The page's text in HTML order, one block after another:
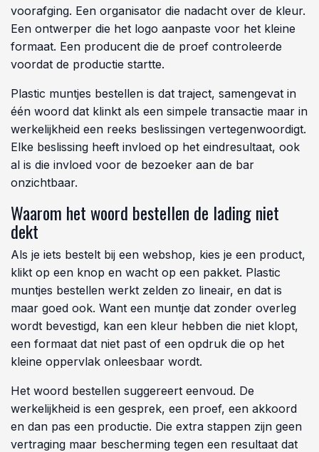
voorafging. Een organisator die nadacht over de kleur.
Een ontwerper die het logo aanpaste voor het kleine
formaat. Een producent die de proef controleerde
voordat de productie startte.
Plastic muntjes bestellen is dat traject, samengevat in
één woord dat klinkt als een simpele transactie maar in
werkelijkheid een reeks beslissingen vertegenwoordigt.
Elke beslissing heeft invloed op het eindresultaat, ook
al is die invloed voor de bezoeker aan de bar
onzichtbaar.
Waarom het woord bestellen de lading niet
dekt
Als je iets bestelt bij een webshop, kies je een product,
klikt op een knop en wacht op een pakket. Plastic
muntjes bestellen werkt zelden zo lineair, en dat is
maar goed ook. Want een muntje dat zonder overleg
wordt bevestigd, kan een kleur hebben die niet klopt,
een formaat dat niet past of een opdruk die op het
kleine oppervlak onleesbaar wordt.
Het woord bestellen suggereert eenvoud. De
werkelijkheid is een gesprek, een proef, een akkoord
en dan pas een productie. Die extra stappen zijn geen
vertraging maar bescherming tegen een resultaat dat